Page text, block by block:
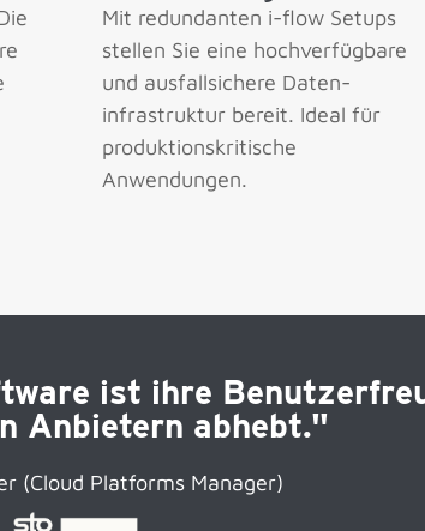
Mit redundanten i-flow Setups
stellen Sie eine hochverfügbare
und ausfallsichere Daten­
infrastruktur bereit. Ideal für
produktions­kritische
Anwendungen.
ist ihre
Anbietern abhebt."
(Cloud Platforms Manager)